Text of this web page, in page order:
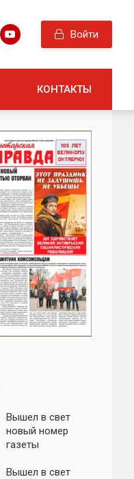
Войти
КОНТАКТЫ
Вышел в свет
новый номер
газеты
правда"
Вышел в свет